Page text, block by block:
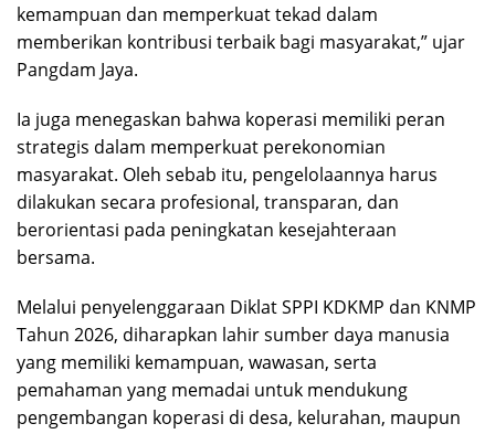
kemampuan dan memperkuat tekad dalam
memberikan kontribusi terbaik bagi masyarakat,” ujar
Pangdam Jaya.
Ia juga menegaskan bahwa koperasi memiliki peran
strategis dalam memperkuat perekonomian
masyarakat. Oleh sebab itu, pengelolaannya harus
dilakukan secara profesional, transparan, dan
berorientasi pada peningkatan kesejahteraan
bersama.
Melalui penyelenggaraan Diklat SPPI KDKMP dan KNMP
Tahun 2026, diharapkan lahir sumber daya manusia
yang memiliki kemampuan, wawasan, serta
pemahaman yang memadai untuk mendukung
pengembangan koperasi di desa, kelurahan, maupun